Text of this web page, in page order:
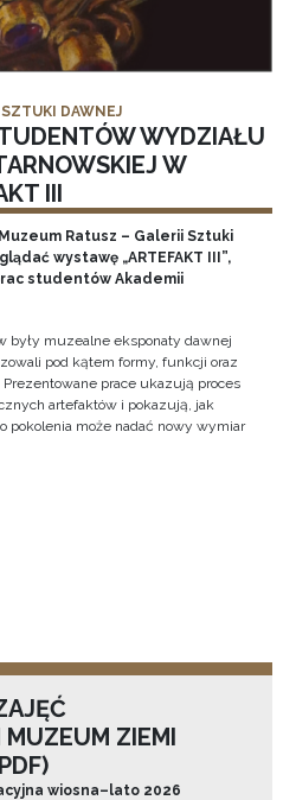
DAWNEJ
WYDZIAŁU
W
III
Ratusz – Galerii Sztuki
wystawę „ARTEFAKT III”,
studentów Akademii
były muzealne eksponaty dawnej
pod kątem formy, funkcji oraz
prace ukazują proces
artefaktów i pokazują, jak
pokolenia może nadać nowy wymiar
MUZEUM ZIEMI
wiosna–lato 2026